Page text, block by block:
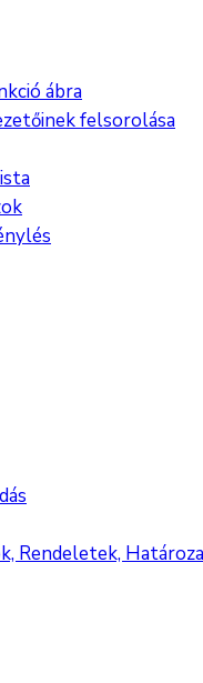
ábra
felsorolása
Rendeletek,